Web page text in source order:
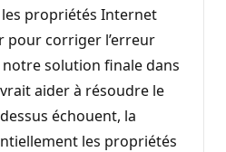
propriétés Internet
corriger l’erreur
notre solution finale dans
aider à résoudre le
échouent, la
les propriétés